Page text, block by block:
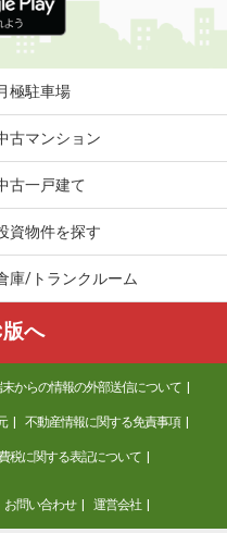
市南太平寺２丁目
市南太平寺３丁目
極駐車場
古マンション
古一戸建て
資物件を探す
庫/トランクルーム
へ
からの情報の外部送信について
不動産情報に関する免責事項
税に関する表記について
お問い合わせ 運営会社